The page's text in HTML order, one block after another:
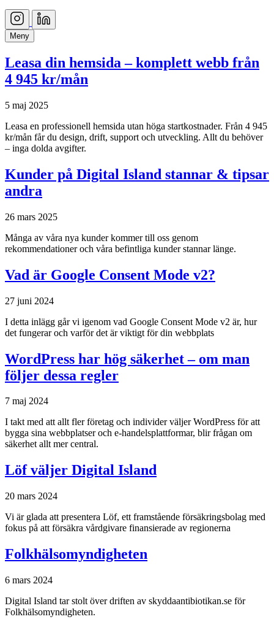
Meny
Leasa din hemsida – komplett webb från
4 945 kr/mån
5 maj 2025
Leasa en professionell hemsida utan höga startkostnader. Från 4 945
kr/mån får du design, drift, support och utveckling. Allt du behöver
– inga dolda avgifter.
Kunder på Digital Island stannar & tipsar
andra
26 mars 2025
Många av våra nya kunder kommer till oss genom
rekommendationer och våra befintliga kunder stannar länge.
Vad är Google Consent Mode v2?
27 juni 2024
I detta inlägg går vi igenom vad Google Consent Mode v2 är, hur
det fungerar och varför det är viktigt för din webbplats
WordPress har hög säkerhet – om man
följer dessa regler
7 maj 2024
I takt med att allt fler företag och individer väljer WordPress för att
bygga sina webbplatser och e-handelsplattformar, blir frågan om
säkerhet allt mer central.
Löf väljer Digital Island
20 mars 2024
Vi är glada att presentera Löf, ett framstående försäkringsbolag med
fokus på att försäkra vårdgivare finansierade av regionerna
Folkhälsomyndigheten
6 mars 2024
Digital Island tar stolt över driften av skyddaantibiotikan.se för
Folkhälsomyndigheten.